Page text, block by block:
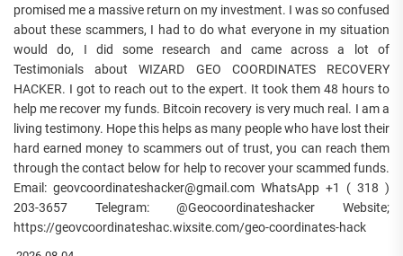
promised me a massive return on my investment. I was so confused
about these scammers, I had to do what everyone in my situation
would do, I did some research and came across a lot of
Testimonials about WIZARD GEO COORDINATES RECOVERY
HACKER. I got to reach out to the expert. It took them 48 hours to
help me recover my funds. Bitcoin recovery is very much real. I am a
living testimony. Hope this helps as many people who have lost their
hard earned money to scammers out of trust, you can reach them
through the contact below for help to recover your scammed funds.
Email: geovcoordinateshacker@gmail.com WhatsApp +1 ( 318 )
203-3657 Telegram: @Geocoordinateshacker Website;
https://geovcoordinateshac.wixsite.com/geo-coordinates-hack